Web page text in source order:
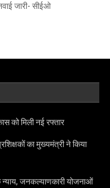
जारी- सीईओ
को मिली नई रफ्तार
का मुख्यमंत्री ने किया
न्याय, जनकल्याणकारी योजनाओं